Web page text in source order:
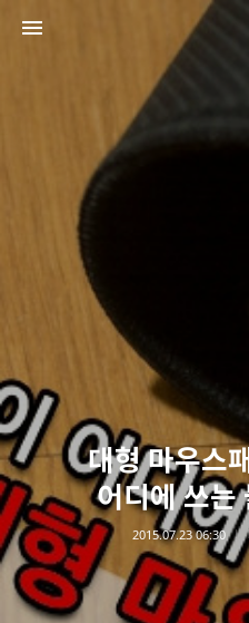
대형 마우스
어디에 쓰는
2015.07.23 06:30